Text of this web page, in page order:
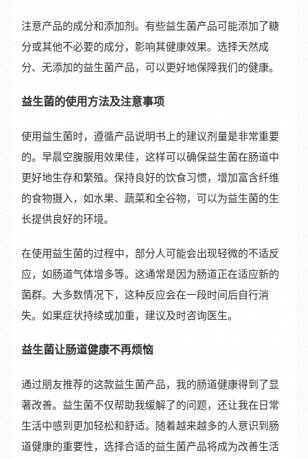
注意产品的成分和添加剂。有些益生菌产品可能添加了糖
分或其他不必要的成分，影响其健康效果。选择天然成
分、无添加的益生菌产品，可以更好地保障我们的健康。
益生菌的使用方法及注意事项
使用益生菌时，遵循产品说明书上的建议剂量是非常重要
的。早晨空腹服用效果佳，这样可以确保益生菌在肠道中
更好地生存和繁殖。保持良好的饮食习惯，增加富含纤维
的食物摄入，如水果、蔬菜和全谷物，可以为益生菌的生
长提供良好的环境。
在使用益生菌的过程中，部分人可能会出现轻微的不适反
应，如肠道气体增多等。这通常是因为肠道正在适应新的
菌群。大多数情况下，这种反应会在一段时间后自行消
失。如果症状持续或加重，建议及时咨询医生。
益生菌让肠道健康不再烦恼
通过朋友推荐的这款益生菌产品，我的肠道健康得到了显
著改善。益生菌不仅帮助我缓解了的问题，还让我在日常
生活中感到更加轻松和舒适。随着越来越多的人意识到肠
道健康的重要性，选择合适的益生菌产品将成为改善生活